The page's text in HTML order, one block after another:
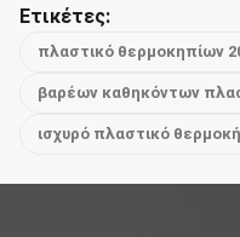
Ετικέτες:
πλαστικό θερμοκηπίων
βαρέων καθηκόντων
ισχυρό πλαστικό